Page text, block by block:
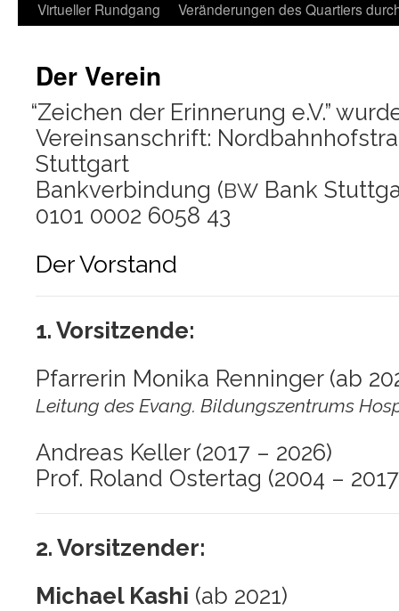
Virtueller Rundgang
Veränderungen des Quartiers
Der Verein
“Zei­chen der Erin­ne­rung e.V.”
Ver­eins­an­schrift:
Stuttgart
Bank­ver­bin­dung (BW Bank
0101 0002 6058 43
Der Vorstand
1. Vor­sit­zen­de:
Pfar­re­rin Moni­ka Renn­in­ger (ab
Lei­tung des Evang. Bil­dungs­zen­trums
Andre­as Kel­ler (2017 – 2026)
Prof. Roland Oster­tag (2004 –
2. Vor­sit­zen­der:
Micha­el Kashi (ab 2021)